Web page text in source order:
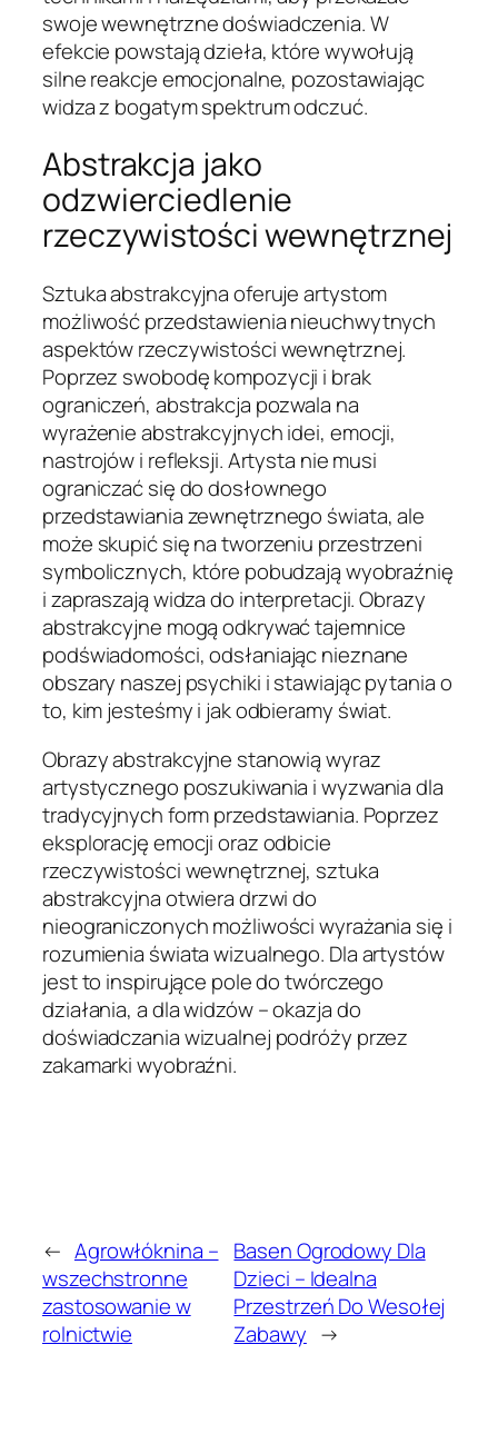
swoje wewnętrzne doświadczenia. W
efekcie powstają dzieła, które wywołują
silne reakcje emocjonalne, pozostawiając
widza z bogatym spektrum odczuć.
Abstrakcja jako
odzwierciedlenie
rzeczywistości wewnętrznej
Sztuka abstrakcyjna oferuje artystom
możliwość przedstawienia nieuchwytnych
aspektów rzeczywistości wewnętrznej.
Poprzez swobodę kompozycji i brak
ograniczeń, abstrakcja pozwala na
wyrażenie abstrakcyjnych idei, emocji,
nastrojów i refleksji. Artysta nie musi
ograniczać się do dosłownego
przedstawiania zewnętrznego świata, ale
może skupić się na tworzeniu przestrzeni
symbolicznych, które pobudzają wyobraźnię
i zapraszają widza do interpretacji. Obrazy
abstrakcyjne mogą odkrywać tajemnice
podświadomości, odsłaniając nieznane
obszary naszej psychiki i stawiając pytania o
to, kim jesteśmy i jak odbieramy świat.
Obrazy abstrakcyjne stanowią wyraz
artystycznego poszukiwania i wyzwania dla
tradycyjnych form przedstawiania. Poprzez
eksplorację emocji oraz odbicie
rzeczywistości wewnętrznej, sztuka
abstrakcyjna otwiera drzwi do
nieograniczonych możliwości wyrażania się i
rozumienia świata wizualnego. Dla artystów
jest to inspirujące pole do twórczego
działania, a dla widzów – okazja do
doświadczania wizualnej podróży przez
zakamarki wyobraźni.
← Agrowłóknina –
wszechstronne
zastosowanie w
rolnictwie
Basen Ogrodowy Dla
Dzieci – Idealna
Przestrzeń Do Wesołej
Zabawy →